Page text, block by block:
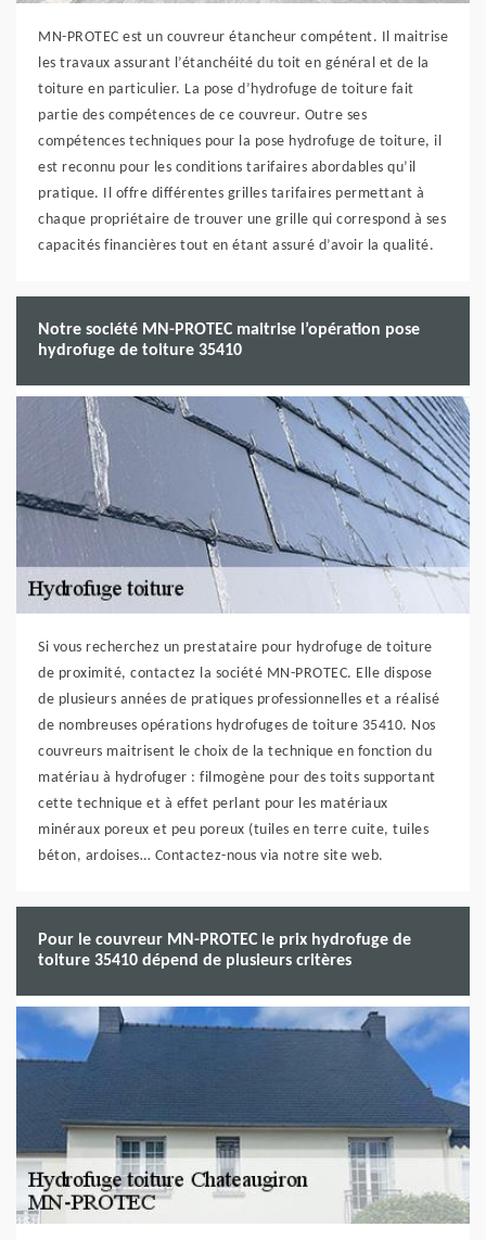
MN-PROTEC est un couvreur étancheur compétent. Il maitrise
les travaux assurant l’étanchéité du toit en général et de la
toiture en particulier. La pose d’hydrofuge de toiture fait
partie des compétences de ce couvreur. Outre ses
compétences techniques pour la pose hydrofuge de toiture, il
est reconnu pour les conditions tarifaires abordables qu’il
pratique. Il offre différentes grilles tarifaires permettant à
chaque propriétaire de trouver une grille qui correspond à ses
capacités financières tout en étant assuré d’avoir la qualité.
Notre société MN-PROTEC maitrise l’opération pose
hydrofuge de toiture 35410
Si vous recherchez un prestataire pour hydrofuge de toiture
de proximité, contactez la société MN-PROTEC. Elle dispose
de plusieurs années de pratiques professionnelles et a réalisé
de nombreuses opérations hydrofuges de toiture 35410. Nos
couvreurs maitrisent le choix de la technique en fonction du
matériau à hydrofuger : filmogène pour des toits supportant
cette technique et à effet perlant pour les matériaux
minéraux poreux et peu poreux (tuiles en terre cuite, tuiles
béton, ardoises… Contactez-nous via notre site web.
Pour le couvreur MN-PROTEC le prix hydrofuge de
toiture 35410 dépend de plusieurs critères